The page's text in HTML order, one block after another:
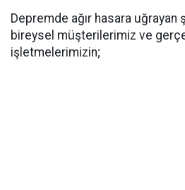
Depremde ağır hasara
bireysel müşterilerimiz ve
işletmelerimizin;